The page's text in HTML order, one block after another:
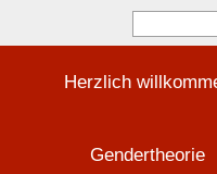
Herzlich
Gendertheorie